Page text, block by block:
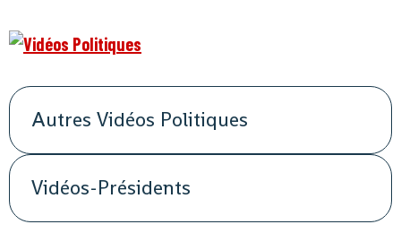
Autres Vidéos Politiques
Vidéos-Présidents